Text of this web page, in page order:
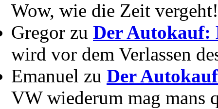
Wow, wie die Zeit
Gregor zu Der Autokauf:
wird vor dem Verlassen
Emanuel zu Der
VW wiederum mag mans